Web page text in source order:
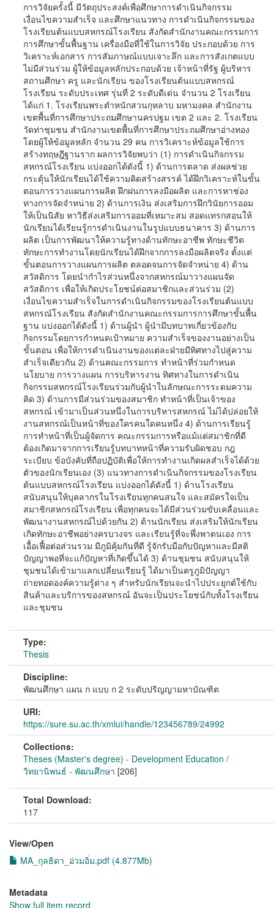
การวิจัยครั้งนี้ มีวัตถุประสงค์เพื่อศึกษาการดำเนินกิจกรรม
เงื่อนไขความสำเร็จ และศึกษาแนวทาง การดำเนินกิจกรรมของ
โรงเรียนต้นแบบสหกรณ์โรงเรียน สังกัดสำนักงานคณะกรรมการ
การศึกษาขั้นพื้นฐาน เครื่องมือที่ใช้ในการวิจัย ประกอบด้วย การ
วิเคราะห์เอกสาร การสัมภาษณ์แบบเจาะลึก และการสังเกตแบบ
ไม่มีส่วนร่วม ผู้ให้ข้อมูลหลักประกอบด้วย เจ้าหน้าที่รัฐ ผู้บริหาร
สถานศึกษา ครู และนักเรียน ของโรงเรียนต้นแบบสหกรณ์
โรงเรียน ระดับประเทศ รุ่นที่ 2 ระดับดีเด่น จำนวน 2 โรงเรียน
ได้แก่ 1. โรงเรียนพระตำหนักสวนกุหลาบ มหามงคล สำนักงาน
เขตพื้นที่การศึกษาประถมศึกษานครปฐม เขต 2 และ 2. โรงเรียน
วัดท่าชุมชน สำนักงานเขตพื้นที่การศึกษาประถมศึกษาอ่างทอง
โดยผู้ให้ข้อมูลหลัก จำนวน 29 คน การวิเคราะห์ข้อมูลใช้การ
สร้างทฤษฎีฐานราก ผลการวิจัยพบว่า (1) การดำเนินกิจกรรม
สหกรณ์โรงเรียน แบ่งออกได้ดังนี้ 1) ด้านการตลาด ส่งผลช่วย
กระตุ้นให้นักเรียนได้ใช้ความคิดสร้างสรรค์ ได้ฝึกวิเคราะห์ในขั้น
ตอนการวางแผนการผลิต ฝึกฝนการลงมือผลิต และการหาช่อง
ทางการจัดจำหน่าย 2) ด้านการเงิน ส่งเสริมการฝึกวินัยการออม
ให้เป็นนิสัย หาวิธีส่งเสริมการออมที่เหมาะสม สอดแทรกสอนให้
นักเรียนได้เรียนรู้การดำเนินงานในรูปแบบธนาคาร 3) ด้านการ
ผลิต เป็นการพัฒนาให้ความรู้ทางด้านทักษะอาชีพ ทักษะชีวิต
ทักษะการทำงานโดยนักเรียนได้ฝึกจากการลงมือผลิตจริง ตั้งแต่
ขั้นตอนการวางแผนการผลิต ตลอดจนการจัดจำหน่าย 4) ด้าน
สวัสดิการ โดยนำกำไรส่วนหนึ่งจากสหกรณ์มาวางแผนจัด
สวัสดิการ เพื่อให้เกิดประโยชน์ต่อสมาชิกและส่วนร่วม (2)
เงื่อนไขความสำเร็จในการดำเนินกิจกรรมของโรงเรียนต้นแบบ
สหกรณ์โรงเรียน สังกัดสำนักงานคณะกรรมการการศึกษาขั้นพื้น
ฐาน แบ่งออกได้ดังนี้ 1) ด้านผู้นำ ผู้นำมีบทบาทเกี่ยวข้องกับ
กิจกรรมโดยการกำหนดเป้าหมาย ความสำเร็จของงานอย่างเป็น
ขั้นตอน เพื่อให้การดำเนินงานของแต่ละฝ่ายมีทิศทางไปสู่ความ
สำเร็จเดียวกัน 2) ด้านคณะกรรมการ ทำหน้าที่ร่วมกำหนด
นโยบาย การวางแผน การบริหารงาน ทิศทางในการดำเนิน
กิจกรรมสหกรณ์โรงเรียนร่วมกับผู้นำในลักษณะการระดมความ
คิด 3) ด้านการมีส่วนร่วมของสมาชิก ทำหน้าที่เป็นเจ้าของ
สหกรณ์ เข้ามาเป็นส่วนหนึ่งในการบริหารสหกรณ์ ไม่ได้ปล่อยให้
งานสหกรณ์เป็นหน้าที่ของใครคนใดคนหนึ่ง 4) ด้านการเรียนรู้
การทำหน้าที่เป็นผู้จัดการ คณะกรรมการหรือแม้แต่สมาชิกที่ดี
ต้องเกิดมาจากการเรียนรู้บทบาทหน้าที่ความรับผิดชอบ กฎ
ระเบียบ ข้อบังคับที่ถือปฏิบัติเพื่อให้การทำงานเกิดผลสำเร็จได้ด้วย
ตัวของนักเรียนเอง (3) แนวทางการดำเนินกิจกรรมของโรงเรียน
ต้นแบบสหกรณ์โรงเรียน แบ่งออกได้ดังนี้ 1) ด้านโรงเรียน
สนับสนุนให้บุคลากรในโรงเรียนทุกคนสนใจ และสมัครใจเป็น
สมาชิกสหกรณ์โรงเรียน เพื่อทุกคนจะได้มีส่วนร่วมขับเคลื่อนและ
พัฒนางานสหกรณ์ไปด้วยกัน 2) ด้านนักเรียน ส่งเสริมให้นักเรียน
เกิดทักษะอาชีพอย่างครบวงจร และเรียนรู้ที่จะพึ่งพาตนเอง การ
เอื้อเฟื้อต่อส่วนรวม มีภูมิคุ้มกันที่ดี รู้จักรับมือกับปัญหาและมีสติ
ปัญญาพอที่จะแก้ปัญหาที่เกิดขึ้นได้ 3) ด้านชุมชน สนับสนุนให้
ชุมชนได้เข้ามาแลกเปลี่ยนเรียนรู้ ได้มาเป็นครูภูมิปัญญา
ถ่ายทอดองค์ความรู้ต่าง ๆ สำหรับนักเรียนจะนำไปประยุกต์ใช้กับ
สินค้าและบริการของสหกรณ์ อันจะเป็นประโยชน์กับทั้งโรงเรียน
และชุมชน
Type:
Thesis
Discipline:
พัฒนศึกษา แผน ก แบบ ก 2 ระดับปริญญามหาบัณฑิต
URI:
https://sure.su.ac.th/xmlui/handle/123456789/24992
Collections:
Theses (Master's degree) - Development Education /
วิทยานิพนธ์ - พัฒนศึกษา [206]
Total Download:
117
View/Open
MA_กุลธิดา_อ่วมอิ่ม.pdf (4.877Mb)
Metadata
Show full item record